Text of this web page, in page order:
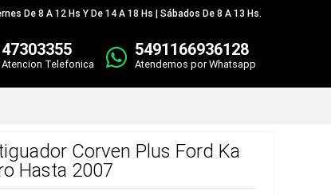
De 8 A 12 Hs Y De 14 A 18 Hs | Sábados De 8 A 13 Hs.
47303355
Atencion Telefonica
5491166936128
Atendemos por Whatsapp
Corven Plus Ford Ka
Hasta 2007